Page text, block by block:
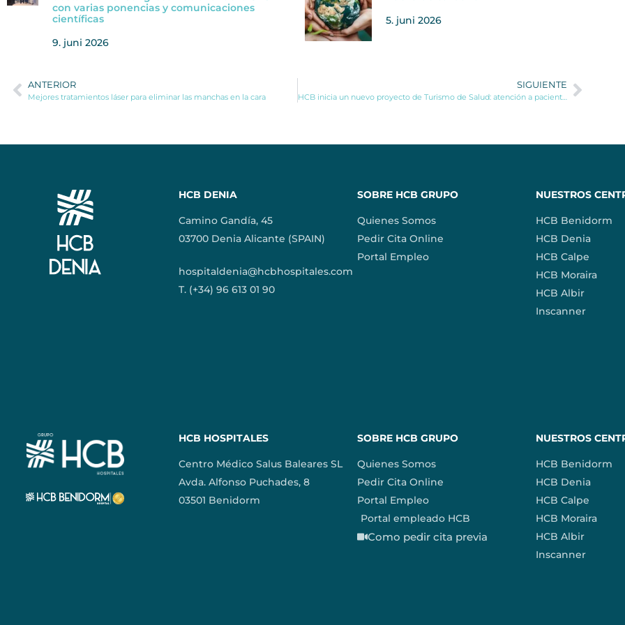
con varias ponencias y comunicaciones
científicas
9. juni 2026
5. juni 2026
ANTERIOR
Mejores tratamientos láser para eliminar las manchas en la cara
SIGUIENTE
HCB inicia un nuevo proyecto de Turismo de Salud: atención a pacientes irlandeses
HCB DENIA
Camino Gandía, 45
03700 Denia Alicante (SPAIN)
hospitaldenia@hcbhospitales.com
T. (+34) 96 613 01 90
SOBRE HCB GRUPO
Quienes Somos
Pedir Cita Online
Portal Empleo
NUESTROS
HCB Benidorm
HCB Denia
HCB Calpe
HCB Moraira
HCB Albir
Inscanner
HCB HOSPITALES
Centro Médico Salus Baleares SL
Avda. Alfonso Puchades, 8
03501 Benidorm
SOBRE HCB GRUPO
Quienes Somos
Pedir Cita Online
Portal Empleo
Portal empleado HCB
Como pedir cita previa
NUESTROS
HCB Benidorm
HCB Denia
HCB Calpe
HCB Moraira
HCB Albir
Inscanner